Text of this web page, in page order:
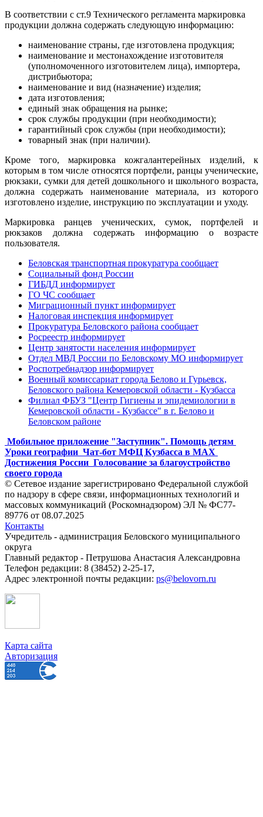
В соответствии с ст.9 Технического регламента маркировка
продукции должна содержать следующую информацию:
наименование страны, где изготовлена продукция;
наименование и местонахождение изготовителя
(уполномоченного изготовителем лица), импортера,
дистрибьютора;
наименование и вид (назначение) изделия;
дата изготовления;
единый знак обращения на рынке;
срок службы продукции (при необходимости);
гарантийный срок службы (при необходимости);
товарный знак (при наличии).
Кроме того, маркировка кожгалантерейных изделий, к
которым в том числе относятся портфели, ранцы ученические,
рюкзаки, сумки для детей дошкольного и школьного возраста,
должна содержать наименование материала, из которого
изготовлено изделие, инструкцию по эксплуатации и уходу.
Маркировка ранцев ученических, сумок, портфелей и
рюкзаков должна содержать информацию о возрасте
пользователя.
Беловская транспортная прокуратура сообщает
Социальный фонд России
ГИБДД информирует
ГО ЧС сообщает
Миграционный пункт информирует
Налоговая инспекция информирует
Прокуратура Беловского района сообщает
Росреестр информирует
Центр занятости населения информирует
Отдел МВД России по Беловскому МО информирует
Роспотребнадзор информирует
Военный комиссариат города Белово и Гурьевск,
Беловского района Кемеровской области - Кузбасса
Филиал ФБУЗ "Центр Гигиены и эпидемиологии в
Кемеровской области - Кузбассе" в г. Белово и
Беловском районе
Мобильное приложение "Заступник". Помощь детям
Уроки географии Чат-бот МФЦ Кузбасса в MAX
Достижения России Голосование за благоустройство
своего города
© Сетевое издание зарегистрировано Федеральной службой
по надзору в сфере связи, информационных технологий и
массовых коммуникаций (Роскомнадзором) ЭЛ № ФС77-
89776 от 08.07.2025
Контакты
Учредитель - администрация Беловского муниципального
округа
Главный редактор - Петрушова Анастасия Александровна
Телефон редакции: 8 (38452) 2-25-17,
Адрес электронной почты редакции: ps@belovorn.ru
Карта сайта
Авторизация